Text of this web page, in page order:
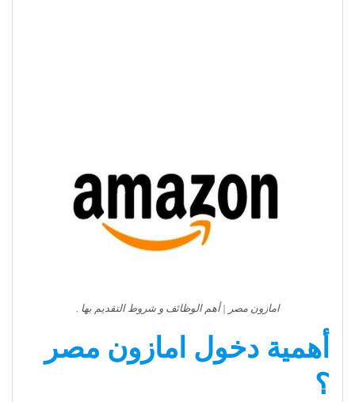
امازون مصر | أهم الوظائف و شروط التقديم بها .
أهمية دخول امازون مصر
؟